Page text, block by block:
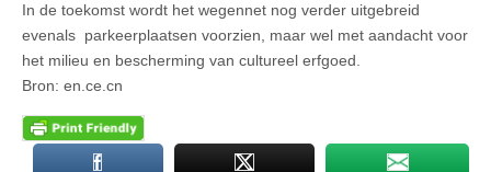
In de toekomst wordt het wegennet nog verder uitgebreid
evenals parkeerplaatsen voorzien, maar wel met aandacht voor
het milieu en bescherming van cultureel erfgoed.
Bron: en.ce.cn